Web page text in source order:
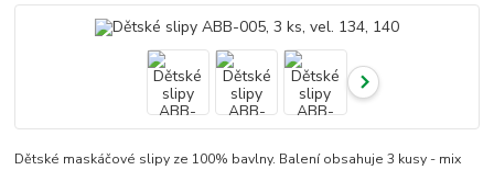
Dětské maskáčové slipy ze 100% bavlny. Balení obsahuje 3 kusy - mix